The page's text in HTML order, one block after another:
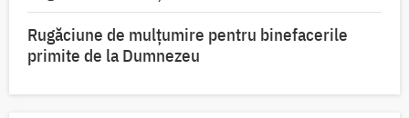
Rugăciune de mulțumire pentru binefacerile
primite de la Dumnezeu